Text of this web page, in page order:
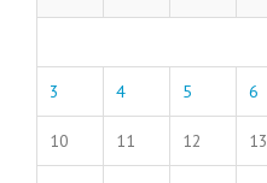
3 4 5 6
10 11 12 13